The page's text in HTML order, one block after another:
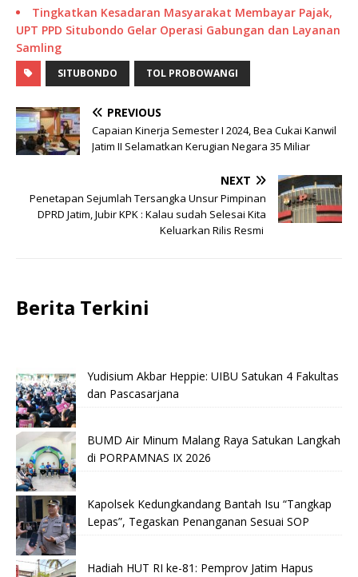
Tingkatkan Kesadaran Masyarakat Membayar Pajak,
UPT PPD Situbondo Gelar Operasi Gabungan dan Layanan
Samling
SITUBONDO TOL PROBOWANGI
PREVIOUS
Capaian Kinerja Semester I 2024, Bea Cukai Kanwil
Jatim II Selamatkan Kerugian Negara 35 Miliar
NEXT
Penetapan Sejumlah Tersangka Unsur Pimpinan
DPRD Jatim, Jubir KPK : Kalau sudah Selesai Kita
Keluarkan Rilis Resmi
Berita Terkini
Yudisium Akbar Heppie: UIBU Satukan 4 Fakultas
dan Pascasarjana
BUMD Air Minum Malang Raya Satukan Langkah
di PORPAMNAS IX 2026
Kapolsek Kedungkandang Bantah Isu “Tangkap
Lepas”, Tegaskan Penanganan Sesuai SOP
Hadiah HUT RI ke-81: Pemprov Jatim Hapus